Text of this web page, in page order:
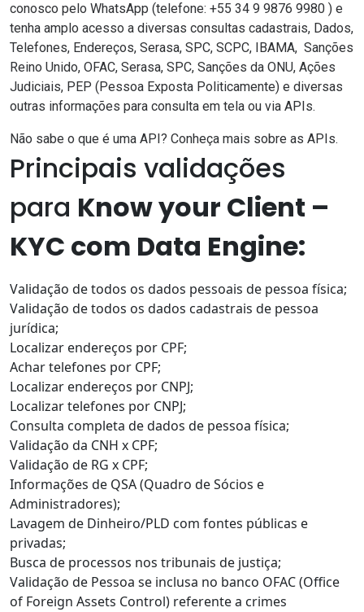
conosco pelo WhatsApp (telefone: +55 34 9 9876 9980 ) e
tenha amplo acesso a diversas consultas cadastrais, Dados,
Telefones, Endereços, Serasa, SPC, SCPC, IBAMA, Sanções
Reino Unido, OFAC, Serasa, SPC, Sanções da ONU, Ações
Judiciais, PEP (Pessoa Exposta Politicamente) e diversas
outras informações para consulta em tela ou via APIs.
Não sabe o que é uma API? Conheça mais sobre as APIs.
Principais validações
para Know your Client –
KYC com Data Engine:
Validação de todos os dados pessoais de pessoa física;
Validação de todos os dados cadastrais de pessoa
jurídica;
Localizar endereços por CPF;
Achar telefones por CPF;
Localizar endereços por CNPJ;
Localizar telefones por CNPJ;
Consulta completa de dados de pessoa física;
Validação da CNH x CPF;
Validação de RG x CPF;
Informações de QSA (Quadro de Sócios e
Administradores);
Lavagem de Dinheiro/PLD com fontes públicas e
privadas;
Busca de processos nos tribunais de justiça;
Validação de Pessoa se inclusa no banco OFAC(Office
of Foreign Assets Control) referente a crimes